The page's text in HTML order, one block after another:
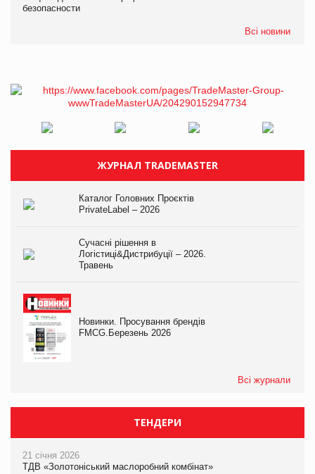
безопасности
Всі новини
ЖУРНАЛ TRADEMASTER
Каталог Головних Проєктів
PrivateLabel – 2026
Сучасні рішення в
Логістиці&Дистрибуції – 2026.
Травень
Новинки. Просування брендів
FMCG.Березень 2026
Всі журнали
ТЕНДЕРИ
21 січня 2026
ТДВ «Золотоніський маслоробний комбінат»